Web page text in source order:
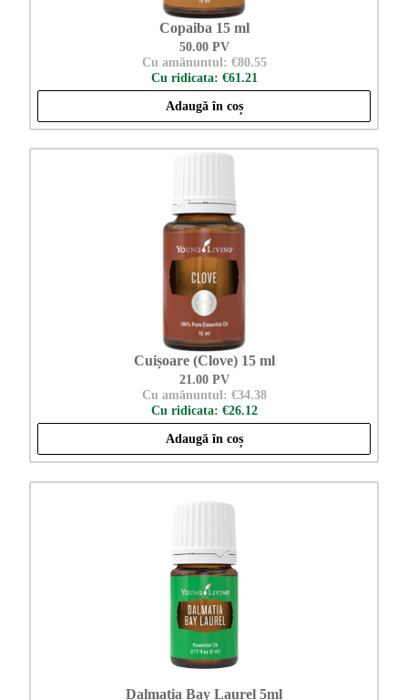
Copaiba 15 ml
50.00 PV
Cu amănuntul: €80.55
Cu ridicata: €61.21
Adaugă în coș
Cuișoare (Clove) 15 ml
21.00 PV
Cu amănuntul: €34.38
Cu ridicata: €26.12
Adaugă în coș
Dalmatia Bay Laurel 5ml